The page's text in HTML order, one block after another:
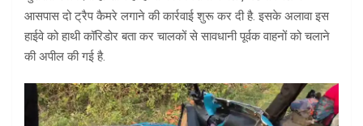
आसपास दो ट्रैप कैमरे लगाने की कार्रवाई शुरू कर दी है. इसके अलावा इस
हाईवे को हाथी कॉरिडोर बता कर चालकों से सावधानी पूर्वक वाहनों को चलाने
की अपील की गई है.